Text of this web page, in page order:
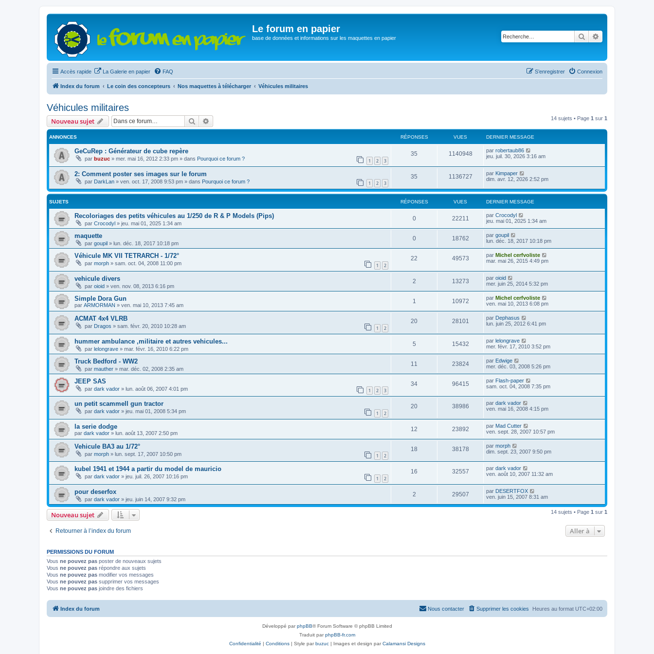
Le forum en papier
base de données et informations sur les maquettes en papier Rechercher
Accès rapide La Galerie en papier FAQ Connexion
S’enregistrer
Index du forum Le coin des concepteurs Nos maquettes à télécharger Véhicules militaires
Véhicules militaires
Nouveau sujet Rechercher 14 sujets • Page 1 sur 1
ANNONCES RÉPONSES VUES DERNIER MESSAGE
GeCuRep : Générateur de cube repère
par buzuc » mer. mai 16, 2012 2:33 pm » dans Pourquoi ce forum ? 1 2 3
35 1140948 par robertaub86
jeu. juil. 30, 2026 3:16 am
2: Comment poster ses images sur le forum
par DarkLan » ven. oct. 17, 2008 9:53 pm » dans Pourquoi ce forum ? 1 2 3
35 1136727 par Kimpaper
dim. avr. 12, 2026 2:52 pm
SUJETS RÉPONSES VUES DERNIER MESSAGE
Recoloriages des petits véhicules au 1/250 de R & P Models (Pips)
par Crocodyl » jeu. mai 01, 2025 1:34 am
0 22211 par Crocodyl
jeu. mai 01, 2025 1:34 am
maquette
par goupil » lun. déc. 18, 2017 10:18 pm
0 18762 par goupil
lun. déc. 18, 2017 10:18 pm
Véhicule MK VII TETRARCH - 1/72°
par morph » sam. oct. 04, 2008 11:00 pm 1 2
22 49573 par Michel cerfvoliste
mar. mai 26, 2015 4:49 pm
vehicule divers
par oioid » ven. nov. 08, 2013 6:16 pm
2 13273 par oioid
mer. juin 25, 2014 5:32 pm
Simple Dora Gun
par ARMORMAN » ven. mai 10, 2013 7:45 am
1 10972 par Michel cerfvoliste
ven. mai 10, 2013 6:08 pm
ACMAT 4x4 VLRB
par Dragos » sam. févr. 20, 2010 10:28 am 1 2
20 28101 par Dephasus
lun. juin 25, 2012 6:41 pm
hummer ambulance ,militaire et autres vehicules...
par lelongrave » mar. févr. 16, 2010 6:22 pm
5 15432 par lelongrave
mer. févr. 17, 2010 3:52 pm
Truck Bedford - WW2
par mauther » mar. déc. 02, 2008 2:35 am
11 23824 par Edwige
mer. déc. 03, 2008 5:26 pm
JEEP SAS
par dark vador » lun. août 06, 2007 4:01 pm 1 2 3
34 96415 par Flash-paper
sam. oct. 04, 2008 7:35 pm
un petit scammell gun tractor
par dark vador » jeu. mai 01, 2008 5:34 pm 1 2
20 38986 par dark vador
ven. mai 16, 2008 4:15 pm
la serie dodge
par dark vador » lun. août 13, 2007 2:50 pm
12 23892 par Mad Cutter
ven. sept. 28, 2007 10:57 pm
Vehicule BA3 au 1/72°
par morph » lun. sept. 17, 2007 10:50 pm 1 2
18 38178 par morph
dim. sept. 23, 2007 9:50 pm
kubel 1941 et 1944 a partir du model de mauricio
par dark vador » jeu. juil. 26, 2007 10:16 pm 1 2
16 32557 par dark vador
ven. août 10, 2007 11:32 am
pour deserfox
par dark vador » jeu. juin 14, 2007 9:32 pm
2 29507 par DESERTFOX
ven. juin 15, 2007 8:31 am
Nouveau sujet 14 sujets • Page 1 sur 1
Retourner à l’index du forum Aller à
PERMISSIONS DU FORUM
Vous ne pouvez pas poster de nouveaux sujets
Vous ne pouvez pas répondre aux sujets
Vous ne pouvez pas modifier vos messages
Vous ne pouvez pas supprimer vos messages
Vous ne pouvez pas joindre des fichiers
Index du forum Heures au format UTC+02:00
Supprimer les cookies
Nous contacter
Développé parphpBB® Forum Software © phpBB Limited
Traduit parphpBB-fr.com
Confidentialité | Conditions| Style parbuzuc| Images et design parCalamansi Designs